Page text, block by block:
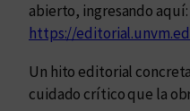
abierto, ingresando aquí:
https://
Un hito editorial
cuidado crítico que la